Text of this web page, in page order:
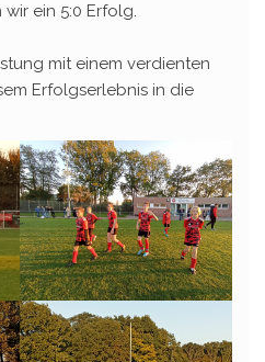
ein 5:0 Erfolg.
mit einem verdienten
Erfolgserlebnis in die